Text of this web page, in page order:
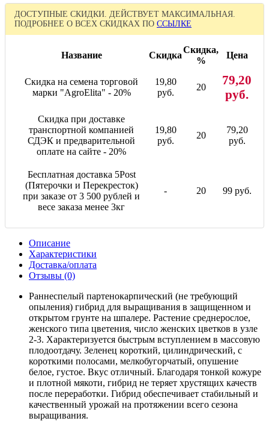
ДОСТУПНЫЕ СКИДКИ. ДЕЙСТВУЕТ МАКСИМАЛЬНАЯ.
ПОДРОБНЕЕ О ВСЕХ СКИДКАХ ПО ССЫЛКЕ
Название Скидка
Скидка,
%
Цена
Скидка на семена торговой
марки "AgroElita" - 20%
19,80
руб.
20
79,20
руб.
Скидка при доставке
транспортной компанией
СДЭК и предварительной
оплате на сайте - 20%
19,80
руб.
20
79,20
руб.
Бесплатная доставка 5Post
(Пятерочки и Перекресток)
при заказе от 3 500 рублей и
весе заказа менее 3кг
- 20 99 руб.
Описание
Характеристики
Доставка/оплата
Отзывы (0)
Раннеспелый партенокарпический (не требующий
опыления) гибрид для выращивания в защищенном и
открытом грунте на шпалере. Растение среднерослое,
женского типа цветения, число женских цветков в узле
2-3. Характеризуется быстрым вступлением в массовую
плодоотдачу. Зеленец короткий, цилиндрический, с
короткими полосами, мелкобугорчатый, опушение
белое, густое. Вкус отличный. Благодаря тонкой кожуре
и плотной мякоти, гибрид не теряет хрустящих качеств
после переработки. Гибрид обеспечивает стабильный и
качественный урожай на протяжении всего сезона
выращивания.